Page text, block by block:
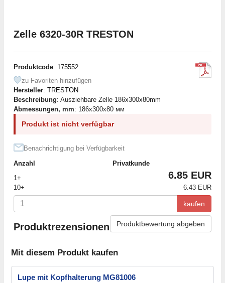
Zelle 6320-30R TRESTON
Produktcode: 175552
zu Favoriten hinzufügen
Hersteller: TRESTON
Beschreibung: Ausziehbare Zelle 186x300x80mm
Abmessungen, mm: 186x300x80 мм
Produkt ist nicht verfügbar
Benachrichtigung bei Verfügbarkeit
Anzahl
Privatkunde
1+
6.85 EUR
10+ 6.43 EUR
kaufen
Produktrezensionen Produktbewertung abgeben
Mit diesem Produkt kaufen
Lupe mit Kopfhalterung MG81006